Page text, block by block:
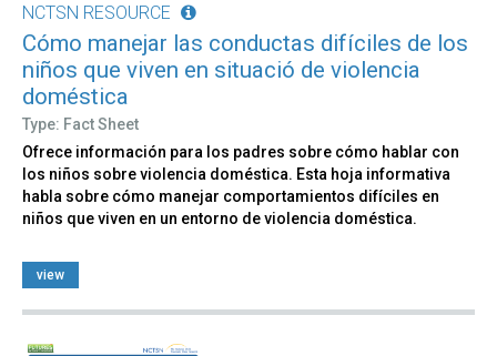
NCTSN RESOURCE
Cómo manejar las conductas difíciles de los
niños que viven en situació de violencia
doméstica
Type: Fact Sheet
Ofrece información para los padres sobre cómo hablar con
los niños sobre violencia doméstica. Esta hoja informativa
habla sobre cómo manejar comportamientos difíciles en
niños que viven en un entorno de violencia doméstica.
view